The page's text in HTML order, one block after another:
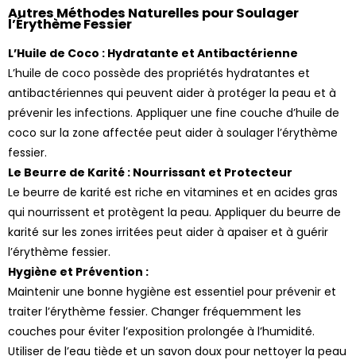
Autres Méthodes Naturelles pour Soulager
l’Érythème Fessier
L’Huile de Coco : Hydratante et Antibactérienne
L’huile de coco possède des propriétés hydratantes et
antibactériennes qui peuvent aider à protéger la peau et à
prévenir les infections. Appliquer une fine couche d’huile de
coco sur la zone affectée peut aider à soulager l’érythème
fessier.
Le Beurre de Karité : Nourrissant et Protecteur
Le beurre de karité est riche en vitamines et en acides gras
qui nourrissent et protègent la peau. Appliquer du beurre de
karité sur les zones irritées peut aider à apaiser et à guérir
l’érythème fessier.
Hygiène et Prévention :
Maintenir une bonne hygiène est essentiel pour prévenir et
traiter l’érythème fessier. Changer fréquemment les
couches pour éviter l’exposition prolongée à l’humidité.
Utiliser de l’eau tiède et un savon doux pour nettoyer la peau
3 avis